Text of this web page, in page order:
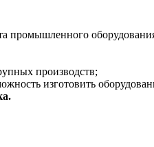
промышленного
производств;
изготовить